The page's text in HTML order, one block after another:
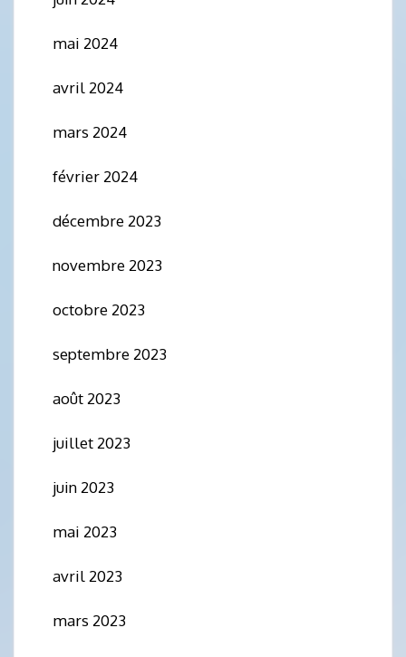
mai 2024
avril 2024
mars 2024
février 2024
décembre 2023
novembre 2023
octobre 2023
septembre 2023
août 2023
juillet 2023
juin 2023
mai 2023
avril 2023
mars 2023